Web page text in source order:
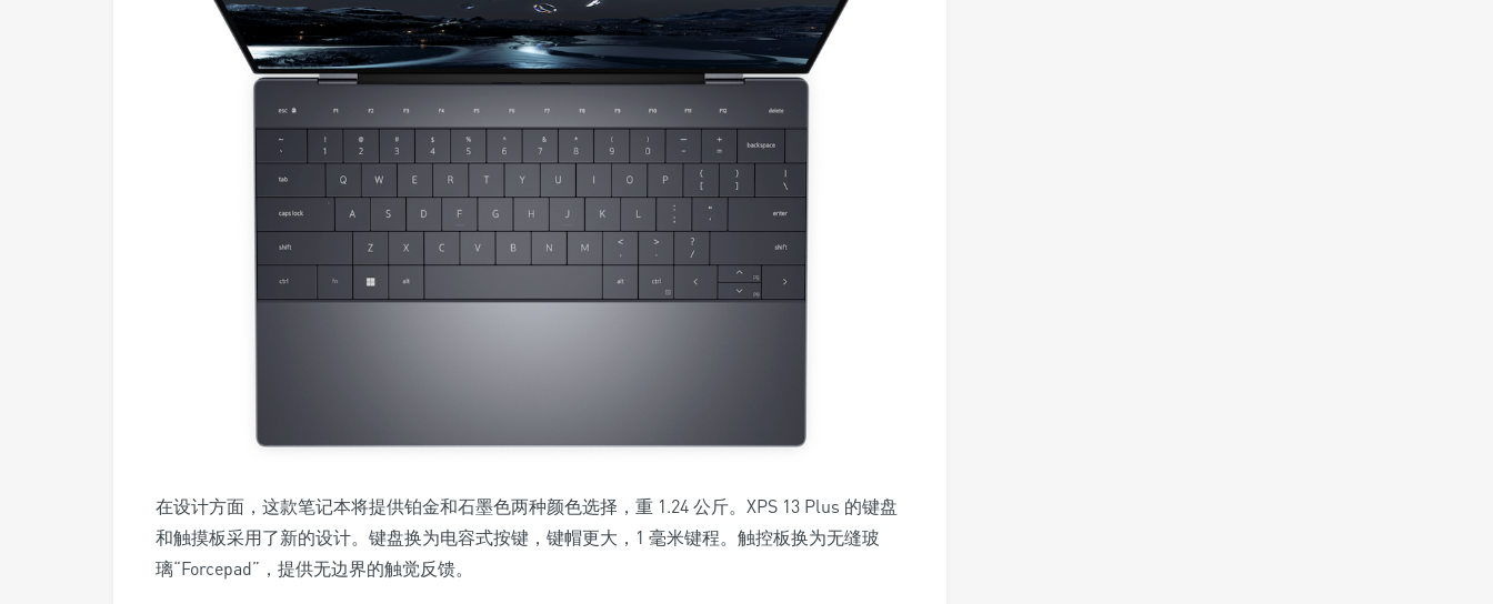
在设计方面，这款笔记本将提供铂金和石墨色两种颜色选择，重 1.24 公斤。XPS 13 Plus 的键盘
和触摸板采用了新的设计。键盘换为电容式按键，键帽更大，1 毫米键程。触控板换为无缝玻
璃“Forcepad”，提供无边界的触觉反馈。